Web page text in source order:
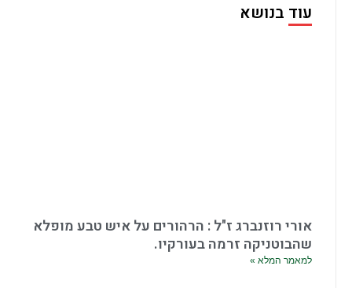
עוד בנושא
אורי רוזנברג ז"ל : הרהורים על איש טבע מופלא
שהבוטניקה זרמה בעורקיו.
למאמר המלא »